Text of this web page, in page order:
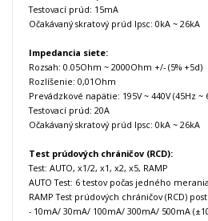
Testovací prúd: 15mA
Očakávaný skratový prúd Ipsc: 0kA ~ 26kA
Impedancia siete:
Rozsah: 0.05Ohm ~ 2000Ohm +/- (5% +5d)
Rozlíšenie: 0,01Ohm
Prevádzkové napätie: 195V ~ 440V (45Hz ~
Testovací prúd: 20A
Očakávaný skratový prúd Ipsc: 0kA ~ 26kA
Test prúdových chráničov (RCD):
Test: AUTO, x1/2, x1, x2, x5, RAMP
AUTO Test: 6 testov počas jedného merania
RAMP Test prúdových chráničov (RCD)
- 10mA/ 30mA/ 100mA/ 300mA/ 500mA